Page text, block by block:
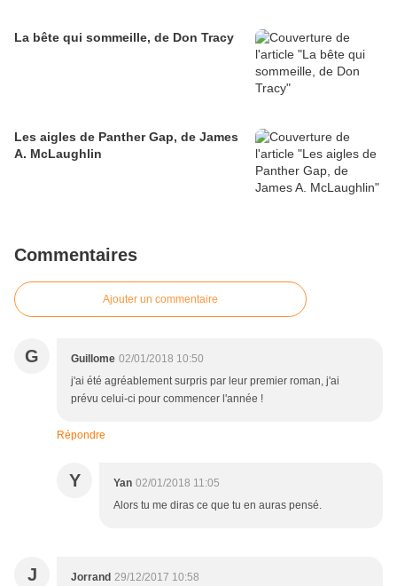
La bête qui sommeille, de Don Tracy
Les aigles de Panther Gap, de James
A. McLaughlin
Commentaires
Ajouter un commentaire
G Guillome 02/01/2018 10:50
j'ai été agréablement surpris par leur premier roman, j'ai
prévu celui-ci pour commencer l'année !
Répondre
Y Yan 02/01/2018 11:05
Alors tu me diras ce que tu en auras pensé.
J Jorrand 29/12/2017 10:58